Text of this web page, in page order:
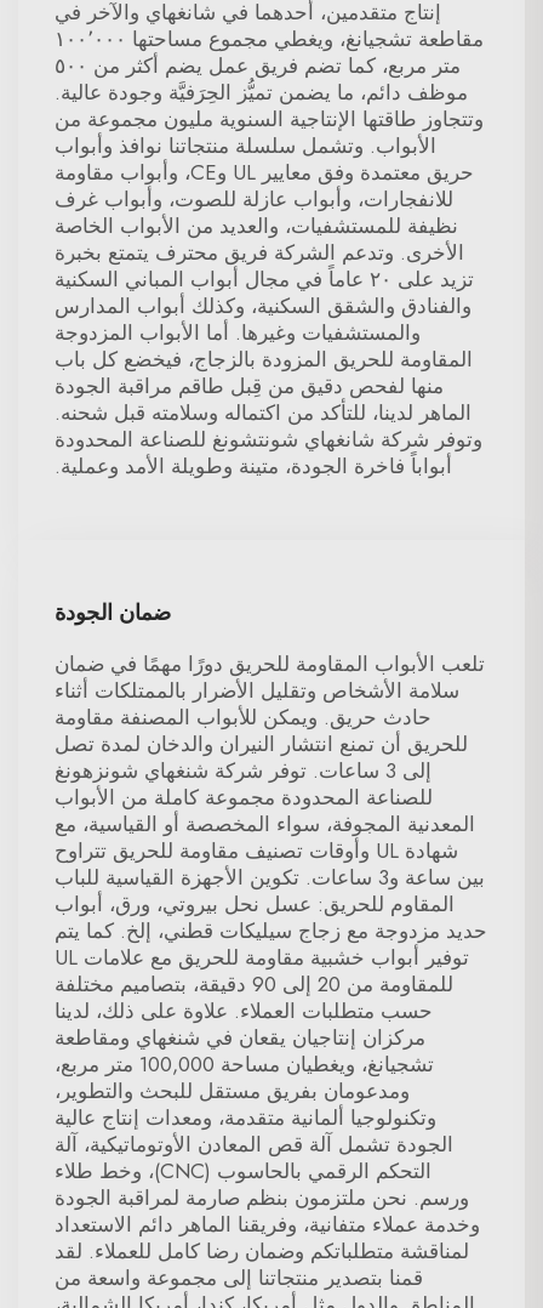
إنتاج متقدمين، أحدهما في شانغهاي والآخر في
مقاطعة تشجيانغ، ويغطي مجموع مساحتها ١٠٠٬٠٠٠
متر مربع، كما تضم فريق عمل يضم أكثر من ٥٠٠
موظف دائم، ما يضمن تميُّز الحِرَفيَّة وجودة عالية.
وتتجاوز طاقتها الإنتاجية السنوية مليون مجموعة من
الأبواب. وتشمل سلسلة منتجاتنا نوافذ وأبواب
حريق معتمدة وفق معايير UL وCE، وأبواب مقاومة
للانفجارات، وأبواب عازلة للصوت، وأبواب غرف
نظيفة للمستشفيات، والعديد من الأبواب الخاصة
الأخرى. وتدعم الشركة فريق محترف يتمتع بخبرة
تزيد على ٢٠ عاماً في مجال أبواب المباني السكنية
والفنادق والشقق السكنية، وكذلك أبواب المدارس
والمستشفيات وغيرها. أما الأبواب المزدوجة
المقاومة للحريق المزودة بالزجاج، فيخضع كل باب
منها لفحص دقيق من قِبل طاقم مراقبة الجودة
الماهر لدينا، للتأكد من اكتماله وسلامته قبل شحنه.
وتوفر شركة شانغهاي شونتشونغ للصناعة المحدودة
أبواباً فاخرة الجودة، متينة وطويلة الأمد وعملية.
ضمان الجودة
تلعب الأبواب المقاومة للحريق دورًا مهمًا في ضمان
سلامة الأشخاص وتقليل الأضرار بالممتلكات أثناء
حادث حريق. ويمكن للأبواب المصنفة مقاومة
للحريق أن تمنع انتشار النيران والدخان لمدة تصل
إلى 3 ساعات. توفر شركة شنغهاي شونزهونغ
للصناعة المحدودة مجموعة كاملة من الأبواب
المعدنية المجوفة، سواء المخصصة أو القياسية، مع
شهادة UL وأوقات تصنيف مقاومة للحريق تتراوح
بين ساعة و3 ساعات. تكوين الأجهزة القياسية للباب
المقاوم للحريق: عسل نحل بيروتي، ورق، أبواب
حديد مزدوجة مع زجاج سيليكات قطني، إلخ. كما يتم
توفير أبواب خشبية مقاومة للحريق مع علامات UL
للمقاومة من 20 إلى 90 دقيقة، بتصاميم مختلفة
حسب متطلبات العملاء. علاوة على ذلك، لدينا
مركزان إنتاجيان يقعان في شنغهاي ومقاطعة
تشجيانغ، ويغطيان مساحة 100,000 متر مربع،
ومدعومان بفريق مستقل للبحث والتطوير،
وتكنولوجيا ألمانية متقدمة، ومعدات إنتاج عالية
الجودة تشمل آلة قص المعادن الأوتوماتيكية، آلة
التحكم الرقمي بالحاسوب (CNC)، وخط طلاء
ورسم. نحن ملتزمون بنظم صارمة لمراقبة الجودة
وخدمة عملاء متفانية، وفريقنا الماهر دائم الاستعداد
لمناقشة متطلباتكم وضمان رضا كامل للعملاء. لقد
قمنا بتصدير منتجاتنا إلى مجموعة واسعة من